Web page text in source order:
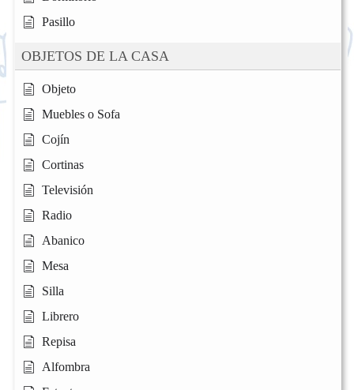
Pasillo
OBJETOS DE LA CASA
Objeto
Muebles o Sofa
Cojín
Cortinas
Televisión
Radio
Abanico
Mesa
Silla
Librero
Repisa
Alfombra